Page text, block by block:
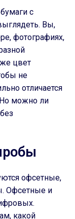
с
Вы,
фотографиях,
цвет
не
отличается
Но можно ли
без
офсетные,
Офсетные и
какой